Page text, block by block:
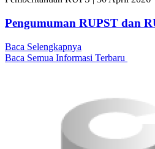
Pengumuman RUPST dan
Baca Selengkapnya
Baca Semua Informasi Terbaru